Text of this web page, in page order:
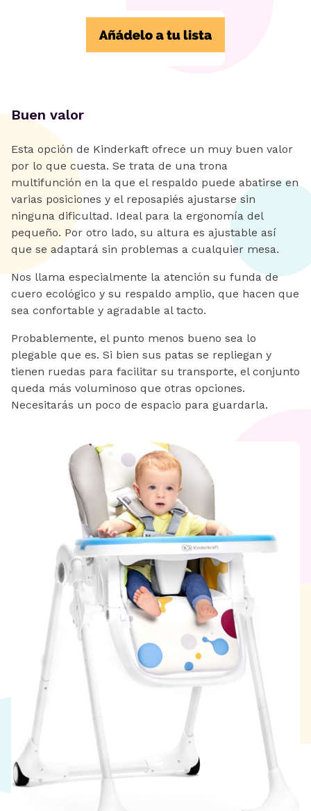
Buen valor
Esta opción de Kinderkaft ofrece un muy buen valor
por lo que cuesta. Se trata de una trona
multifunción en la que el respaldo puede abatirse en
varias posiciones y el reposapiés ajustarse sin
ninguna dificultad. Ideal para la ergonomía del
pequeño. Por otro lado, su altura es ajustable así
que se adaptará sin problemas a cualquier mesa.
Nos llama especialmente la atención su funda de
cuero ecológico y su respaldo amplio, que hacen que
sea confortable y agradable al tacto.
Probablemente, el punto menos bueno sea lo
plegable que es. Si bien sus patas se repliegan y
tienen ruedas para facilitar su transporte, el conjunto
queda más voluminoso que otras opciones.
Necesitarás un poco de espacio para guardarla.